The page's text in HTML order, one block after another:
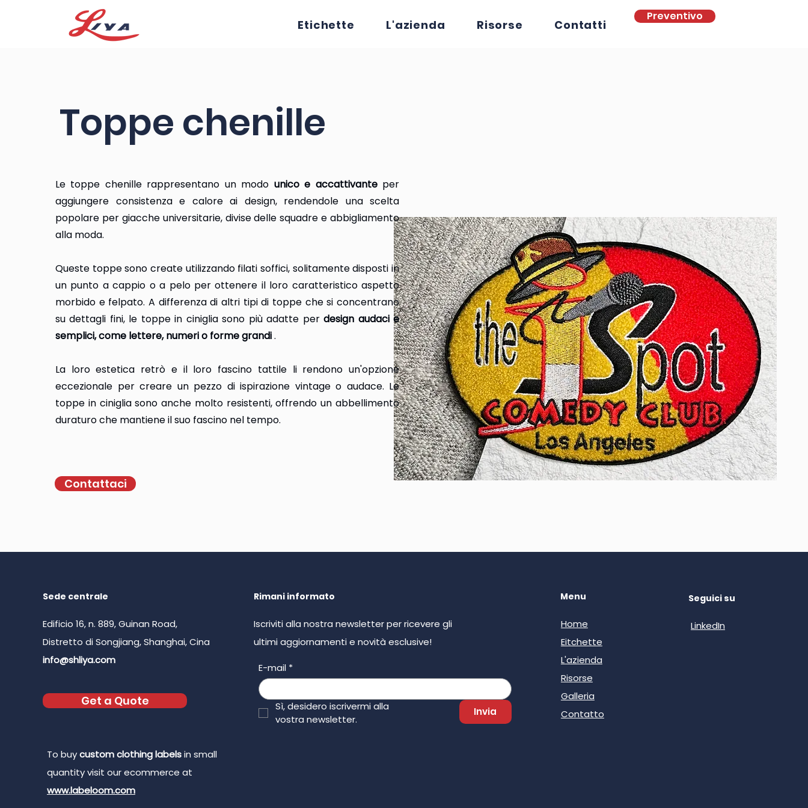
Etichette L'azienda Risorse Contatti
Preventivo
Toppe chenille
Le toppe chenille rappresentano un modo unico e accattivanteper
aggiungere consistenza e calore ai design, rendendole una scelta
popolare per giacche universitarie, divise delle squadre e abbigliamento
alla moda.
Queste toppe sono create utilizzando filati soffici, solitamente disposti in
un punto a cappio o a pelo per ottenere il loro caratteristico aspetto
morbido e felpato. A differenza di altri tipi di toppe che si concentrano
su dettagli fini, le toppe in ciniglia sono più adatte perdesign audaci e
semplici, come lettere, numeri o forme grandi.
La loro estetica retrò e il loro fascino tattile li rendono un'opzione
eccezionale per creare un pezzo di ispirazione vintage o audace. Le
toppe in ciniglia sono anche molto resistenti, offrendo un abbellimento
duraturo che mantiene il suo fascino nel tempo.
Contattaci
Sede centrale
Edificio 16, n. 889, Guinan Road,
Distretto di Songjiang, Shanghai, Cina
info@shliya.com
Get a Quote
To buycustom clothing labelsin small
quantity visit our ecommerce at
www.labeloom.com
Rimani informato
Iscriviti alla nostra newsletter per ricevere gli
ultimi aggiornamenti e novità esclusive!
E-mail *
Sì, desidero iscrivermi alla
vostra newsletter.
Invia
Menu
Home
Eitchette
L'azienda
Risorse
Galleria
Contatto
Seguici su
LinkedIn